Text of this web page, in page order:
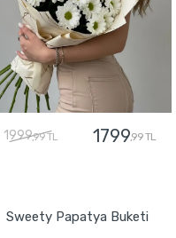
1999,99 TL 1799,99 TL
Sweety Papatya Buketi